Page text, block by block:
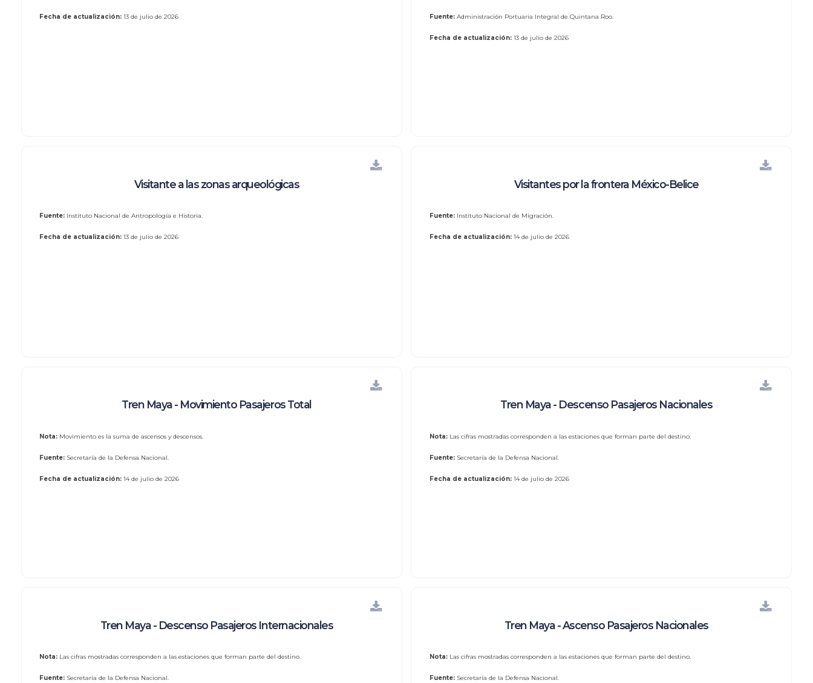
Fecha de actualización:13 de julio de 2026 Fuente: Administración Portuaria Integral de Quintana Roo.
Fecha de actualización: 13 de julio de 2026
Visitante a las zonas arqueológicas
Fuente: Instituto Nacional de Antropología e Historia.
Fecha de actualización:13 de julio de 2026
Visitantes por la frontera México-Belice
Fuente: Instituto Nacional de Migración.
Fecha de actualización: 14 de julio de 2026
Tren Maya - Movimiento Pasajeros Total
Nota: Movimiento es la suma de ascensos y descensos.
Fuente: Secretaría de la Defensa Nacional.
Fecha de actualización:14 de julio de 2026
Tren Maya - Descenso Pasajeros Nacionales
Nota: Las cifras mostradas corresponden a las estaciones que forman parte del destino.
Fuente: Secretaría de la Defensa Nacional.
Fecha de actualización: 14 de julio de 2026
Tren Maya - Descenso Pasajeros Internacionales
Nota: Las cifras mostradas corresponden a las estaciones que forman parte del destino.
Fuente: Secretaría de la Defensa Nacional.
Tren Maya - Ascenso Pasajeros Nacionales
Nota: Las cifras mostradas corresponden a las estaciones que forman parte del destino.
Fuente: Secretaría de la Defensa Nacional.